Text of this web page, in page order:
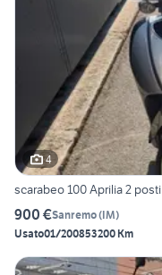
4
scarabeo 100 Aprilia 2 posti
900 €Sanremo(IM)
Usato01/200853200 Km